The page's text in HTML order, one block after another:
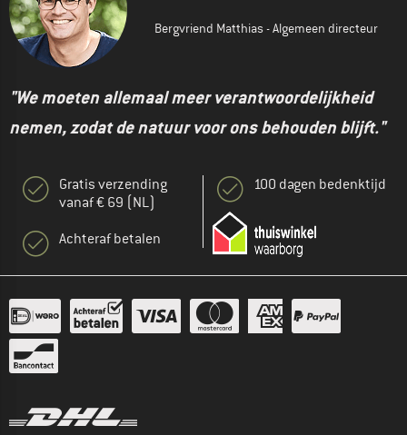
Bergvriend Matthias - Algemeen directeur
"We moeten allemaal meer verantwoordelijkheid
nemen, zodat de natuur voor ons behouden blijft."
Gratis verzending
vanaf € 69 (NL)
Achteraf betalen
100 dagen bedenktijd